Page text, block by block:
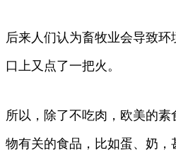
后来人们认为畜牧业会导致
口上又点了一把火。
所以，除了不吃肉，欧美的
物有关的食品，比如蛋、奶，